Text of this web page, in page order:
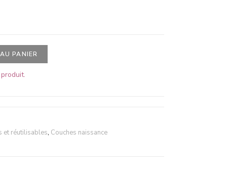
PANIER
et réutilisables, Couches naissance